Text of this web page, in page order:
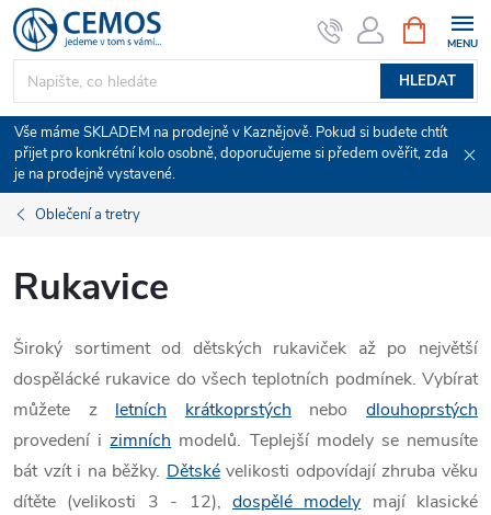
Přejít
na
obsah
HLEDAT
NÁKUPNÍ
KOŠÍK
Vše máme SKLADEM na prodejně v Kaznějově. Pokud si budete chtít
přijet pro konkrétní kolo osobně, doporučujeme si předem ověřit, zda
je na prodejně vystavené.
Oblečení a tretry
Rukavice
Široký sortiment od dětských rukaviček až po největší
dospělácké rukavice do všech teplotních podmínek. Vybírat
můžete z letních krátkoprstých nebodlouhoprstých
provedení izimních modelů. Teplejší modely se nemusíte
bát vzít i na běžky. Dětskévelikosti odpovídají zhruba věku
dítěte (velikosti 3 - 12), dospělé modely mají klasické